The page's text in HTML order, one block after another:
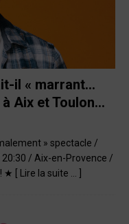
il « marrant…
Aix et Toulon…
» spectacle /
/ Aix-en-Provence /
★ [ Lire la suite … ]